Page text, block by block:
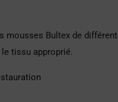
mousses Bultex de
tissu approprié.